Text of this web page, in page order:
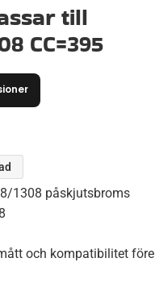
till
CC=395
1308 påskjutsbroms
och kompatibilitet före